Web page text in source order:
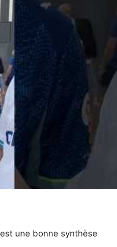
une bonne synthèse